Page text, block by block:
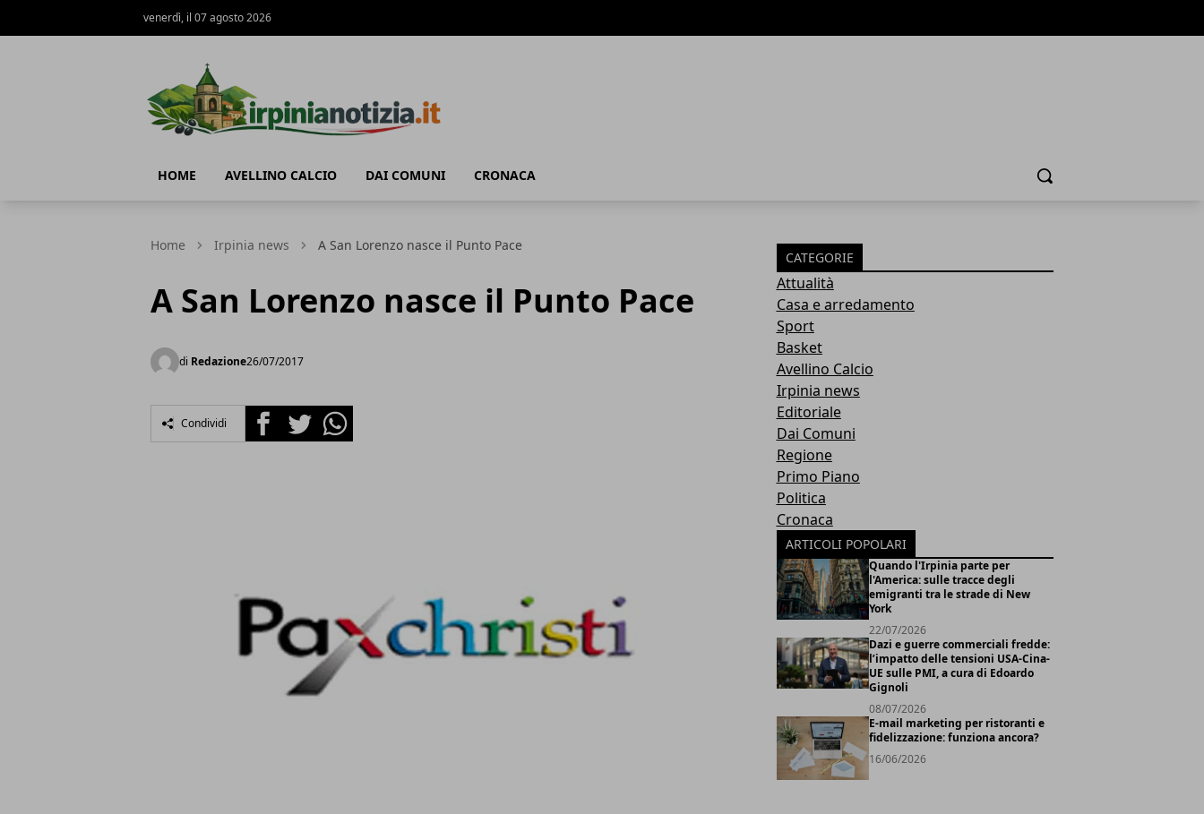
venerdì, il 07 agosto 2026
HOME AVELLINO CALCIO DAI COMUNI CRONACA Cerca
Home Irpinia news A San Lorenzo nasce il Punto Pace
A San Lorenzo nasce il Punto Pace
di Redazione26/07/2017
Condividi FacebookTwitterWhatsapp
CATEGORIE
Attualità
Casa e arredamento
Sport
Basket
Avellino Calcio
Irpinia news
Editoriale
Dai Comuni
Regione
Primo Piano
Politica
Cronaca
ARTICOLI POPOLARI
Quando l'Irpinia parte per
l'America: sulle tracce degli
emigranti tra le strade di New
York
22/07/2026
Dazi e guerre commerciali fredde:
l’impatto delle tensioni USA-Cina-
UE sulle PMI, a cura di Edoardo
Gignoli
08/07/2026
E-mail marketing per ristoranti e
fidelizzazione: funziona ancora?
16/06/2026